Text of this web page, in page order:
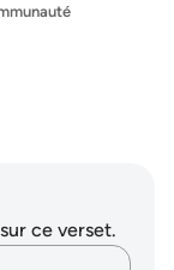
ce verset.